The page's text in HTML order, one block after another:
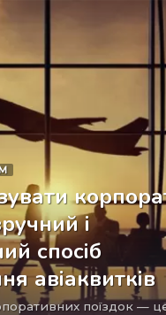
і
спосіб
авіаквитків